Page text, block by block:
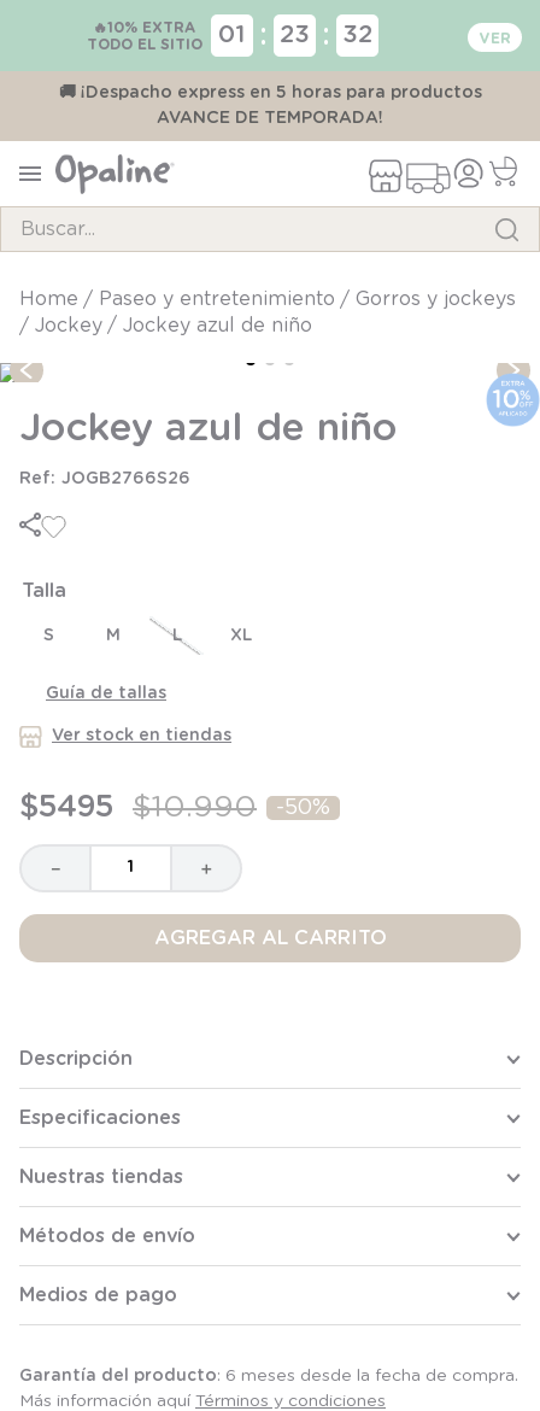
🔥10% EXTRA
TODO EL SITIO
01 : 23 : 32
🚚 ¡Despacho express en 5 horas para productos
AVANCE DE TEMPORADA!
paseo y entretenimiento
gorros y jockeys
jockey
Jockey azul de niño
Jockey azul de niño
JOGB2766S26
Talla
S M L XL
Guía de tallas
Ver stock en tiendas
$5495 $10.990 -50%
＋
－
AGREGAR AL CARRITO
Descripción
Especificaciones
Nuestras tiendas
Métodos de envío
Medios de pago
Garantía del producto: 6 meses desde la fecha de compra.
Más información aquí Términos y condiciones
TÉRMINOS MÁS BUSCADOS
1.
pijama
3.
zapatillas
7.
8.
saco dormir